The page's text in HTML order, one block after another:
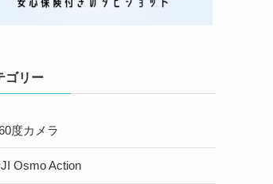
ゴリー
度カメラ
Osmo Action